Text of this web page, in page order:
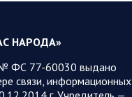
НАРОДА»
ФС 77-60030 выдано
связи, информационных